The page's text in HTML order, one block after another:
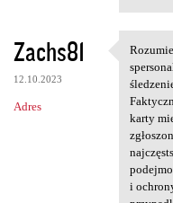
Zachs81
12.10.2023
Adres
karty
i